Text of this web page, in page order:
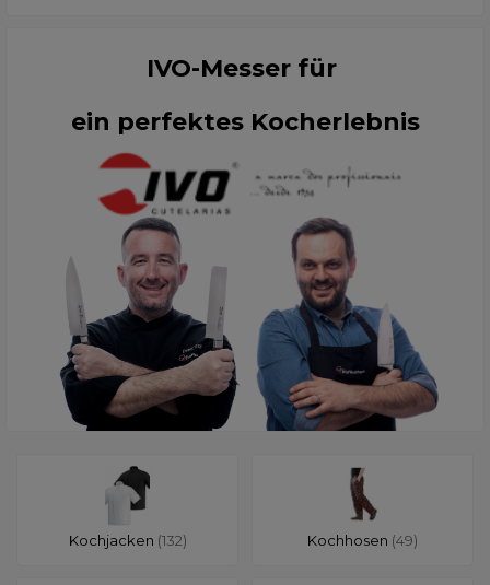
IVO-Messer für
ein perfektes Kocherlebnis
Kochjacken (132) Kochhosen (49)